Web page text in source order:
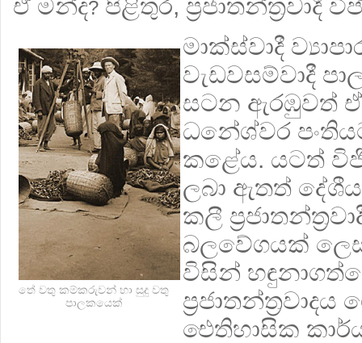
ඒ මන්ද? පිළිතුර, ප‍්‍රජාතන්ත‍්‍රවාදී
තේ වතු කම්කරුවන් හා සුදු වතු
පාලකයෙක්
මාක්ස්වාදී
වැඩවසම්වාදී
සටන ඇරඹුවත්
ධනේශ්වර
කළේය. යටත්
ලබා ඇතත්
කලී
බලවේගයක් ලෙස
විසින්
ඓතිහාසික